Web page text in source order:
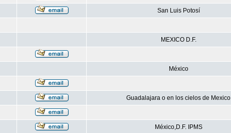
San Luis Potosí
MEXICO D.F.
México
Guadalajara o en los cielos de Mexico
México,D.F. IPMS